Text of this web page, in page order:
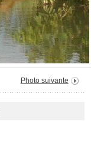
Photo suivante